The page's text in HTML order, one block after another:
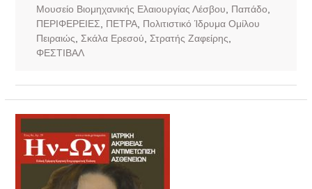
Μουσείο Βιομηχανικής Ελαιουργίας Λέσβου
Παπάδο
ΠΕΡΙΦΕΡΕΙΕΣ
ΠΕΤΡΑ, Πολιτιστικό Ίδρυμα Ομίλου
Πειραιώς
Σκάλα Ερεσού Στρατής Ζαφείρης
ΦΕΣΤΙΒΑΛ